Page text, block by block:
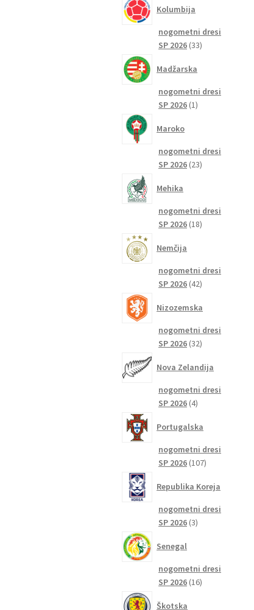
Kolumbija
nogometni dresi
SP 2026 3333
Madžarska
nogometni dresi
SP 2026 11
Maroko
nogometni dresi
SP 2026 2323
Mehika
nogometni dresi
SP 2026 1818
Nemčija
nogometni dresi
SP 2026 4242
Nizozemska
nogometni dresi
SP 2026 3232
Nova Zelandija
nogometni dresi
SP 2026 44
Portugalska
nogometni dresi
SP 2026 107107
Republika Koreja
nogometni dresi
SP 2026 33
Senegal
nogometni dresi
SP 2026 1616
Škotska